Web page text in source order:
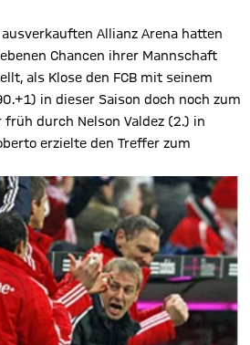
Allianz Arena hatten
Chancen ihrer Mannschaft
als Klose den FCB mit seinem
in dieser Saison doch noch zum
früh durch Nelson Valdez (2.) in
erzielte den Treffer zum